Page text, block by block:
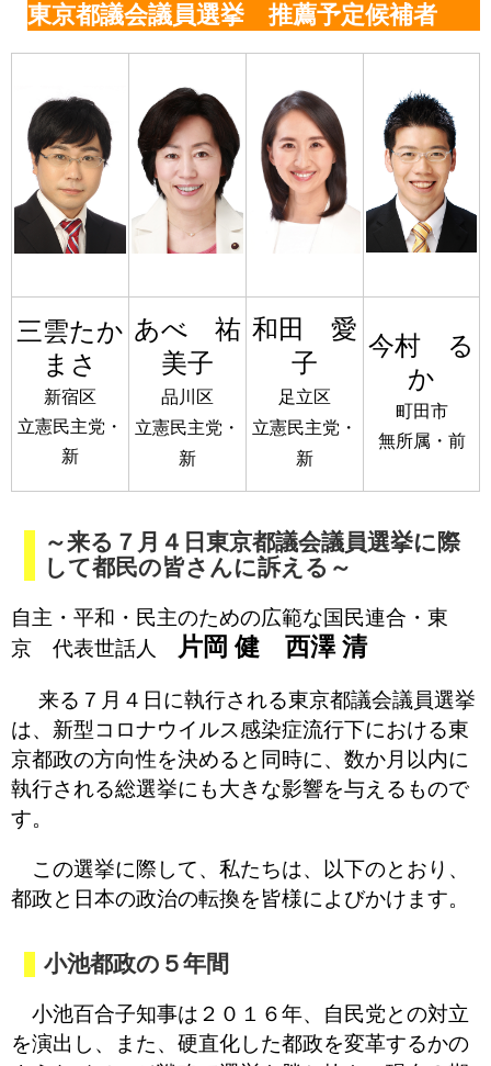
東京都議会議員選挙 推薦予定候補者
三雲たか
まさ
新宿区
立憲民主党・
新
あべ 祐
美子
品川区
立憲民主党・
新
和田 愛
子
足立区
立憲民主党・
新
今村 る
か
町田市
無所属・前
～来る７月４日東京都議会議員選挙に際
して都民の皆さんに訴える～
自主・平和・民主のための広範な国民連合・東
京 代表世話人
片岡 健 西澤 清
来る７月４日に執行される東京都議会議員選挙
は、新型コロナウイルス感染症流行下における東
京都政の方向性を決めると同時に、数か月以内に
執行される総選挙にも大きな影響を与えるもので
す。
この選挙に際して、私たちは、以下のとおり、
都政と日本の政治の転換を皆様によびかけます。
小池都政の５年間
小池百合子知事は２０１６年、自民党との対立
を演出し、また、硬直化した都政を変革するかの